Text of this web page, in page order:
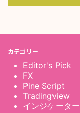
カテゴリー
Editor's Pick
FX
Pine Script
Tradingview
インジケーター